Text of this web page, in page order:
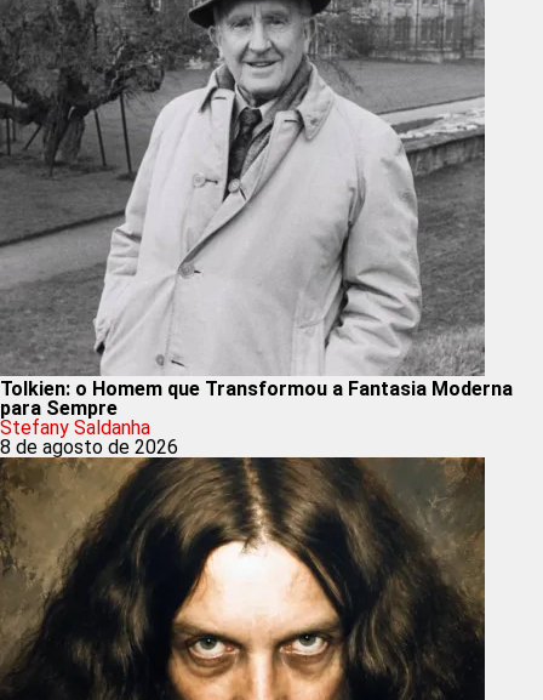
Tolkien: o Homem que Transformou a Fantasia Moderna
para Sempre
Stefany Saldanha
8 de agosto de 2026